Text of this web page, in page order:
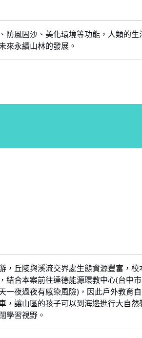
風固沙、美化環境等功能，人類的
來永續山林的發展。
丘陵與溪流交界處生態資源豐富，
合本案前往達德能源環教中心(台中
夜過夜有感染風險)，因此戶外教育
讓山區的孩子可以到海邊進行大自
學習視野。